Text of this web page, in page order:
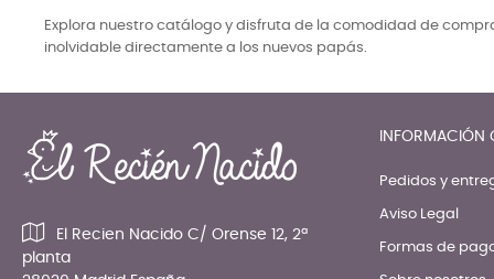
Explora nuestro catálogo y disfruta de la comodidad de
inolvidable directamente a los nuevos papás.
El Recien Nacido C/ Orense 12, 2ª
planta
INFORMACIÓN
Pedidos y
Aviso Legal
Formas de